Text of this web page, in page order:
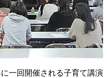
一回開催される子育て講演